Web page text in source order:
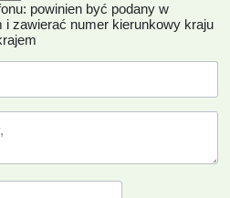
powinien być podany w
zawierać numer kierunkowy kraju